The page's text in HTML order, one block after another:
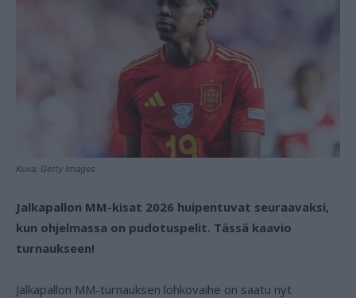
Kuva: Getty Images
Jalkapallon MM-kisat 2026 huipentuvat seuraavaksi,
kun ohjelmassa on pudotuspelit. Tässä kaavio
turnaukseen!
Jalkapallon MM-turnauksen lohkovaihe on saatu nyt